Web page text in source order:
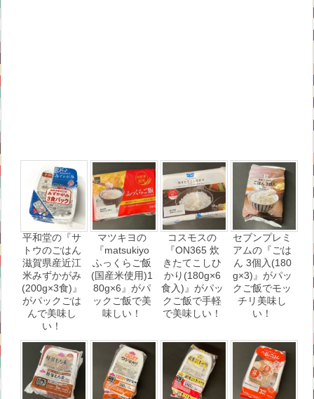
平和堂の『サ
トウのごはん
滋賀県産近江
米みずかがみ
(200g×3食)』
がパックごは
んで美味し
い！
マツキヨの
『matsukiyo
ふっくらご飯
(国産米使用)1
80g×6』がパ
ックご飯で美
味しい！
コスモスの
『ON365 炊
きたてこしひ
かり(180g×6
食入)』がパッ
クご飯で手軽
で美味しい！
セブンプレミ
アムの『ごは
ん 3個入(180
g×3)』がパッ
クご飯でモッ
チリ美味し
い！